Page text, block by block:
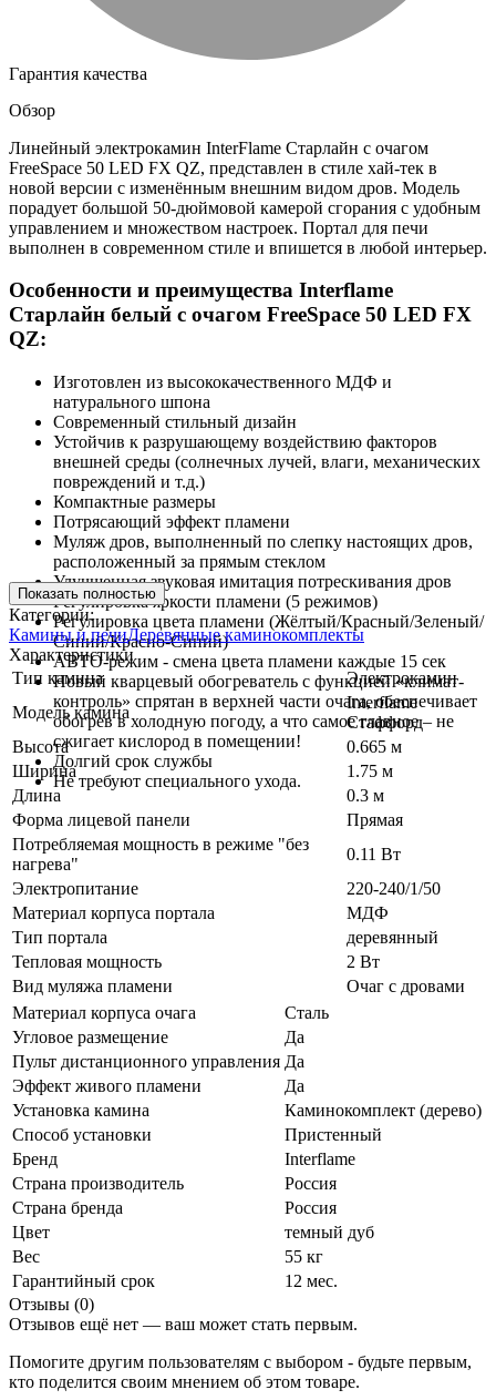
Гарантия качества
Обзор
Линейный электрокамин InterFlame Старлайн с очагом
FreeSpace 50 LED FX QZ, представлен в стиле хай-тек в
новой версии с изменённым внешним видом дров. Модель
порадует большой 50-дюймовой камерой сгорания с удобным
управлением и множеством настроек. Портал для печи
выполнен в современном стиле и впишется в любой интерьер.
Особенности и преимущества Interflame
Старлайн белый с очагом FreeSpace 50 LED FX
QZ:
Изготовлен из высококачественного МДФ и
натурального шпона
Современный стильный дизайн
Устойчив к разрушающему воздействию факторов
внешней среды (солнечных лучей, влаги, механических
повреждений и т.д.)
Компактные размеры
Потрясающий эффект пламени
Муляж дров, выполненный по слепку настоящих дров,
расположенный за прямым стеклом
Улучшенная звуковая имитация потрескивания дров
Регулировка яркости пламени (5 режимов)
Регулировка цвета пламени (Жёлтый/Красный/Зеленый/
Синий/Красно-Синий)
АВТО-режим - смена цвета пламени каждые 15 сек
Новый кварцевый обогреватель с функцией «климат-
контроль» спрятан в верхней части очага, обеспечивает
обогрев в холодную погоду, а что самое главное – не
сжигает кислород в помещении!
Долгий срок службы
Не требуют специального ухода.
Показать полностью
Категории:
Камины и печиДеревянные каминокомплекты
Характеристики
Тип камина
Электрокамин
Модель камина
Interflame
Стаффорд
Высота
0.665 м
Ширина
1.75 м
Длина
0.3 м
Форма лицевой панели
Прямая
Потребляемая мощность в режиме "без
нагрева"
0.11 Вт
Электропитание
220-240/1/50
Материал корпуса портала
МДФ
Тип портала
деревянный
Тепловая мощность
2 Вт
Вид муляжа пламени
Очаг с дровами
Материал корпуса очага
Сталь
Угловое размещение
Да
Пульт дистанционного управления Да
Эффект живого пламени
Да
Установка камина
Каминокомплект (дерево)
Способ установки
Пристенный
Бренд
Interflame
Страна производитель
Россия
Страна бренда
Россия
Цвет
темный дуб
Вес
55 кг
Гарантийный срок
12 мес.
Отзывы (0)
Отзывов ещё нет — ваш может стать первым.
Помогите другим пользователям с выбором - будьте первым,
кто поделится своим мнением об этом товаре.